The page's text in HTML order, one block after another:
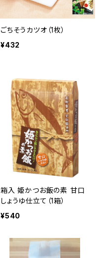
ごちそうカツオ（1枚）
¥432
箱入 姫かつお飯の素 甘口
しょうゆ仕立て（1箱）
¥540